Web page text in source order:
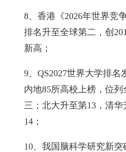
8、香港《2026年世界竞
排名升至全球第二，创
新高；
9、QS2027世界大学排名
内地85所高校上榜，位列
三；北大升至第13，清华
14；
10、我国脑科学研究新突